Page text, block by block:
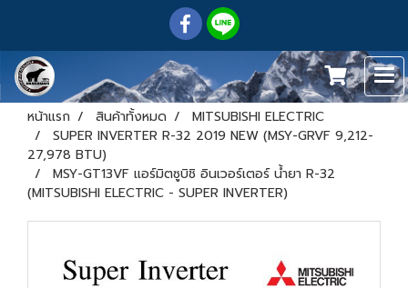
หน้าแรก สินค้าทั้งหมด
MITSUBISHI ELECTRIC
SUPER INVERTER R-32 2019 NEW (MSY-GRVF 9,212-
27,978 BTU)
MSY-GT13VF แอร์มิตซูบิชิ อินเวอร์เตอร์ น้ำยา R-32
(MITSUBISHI ELECTRIC - SUPER INVERTER)